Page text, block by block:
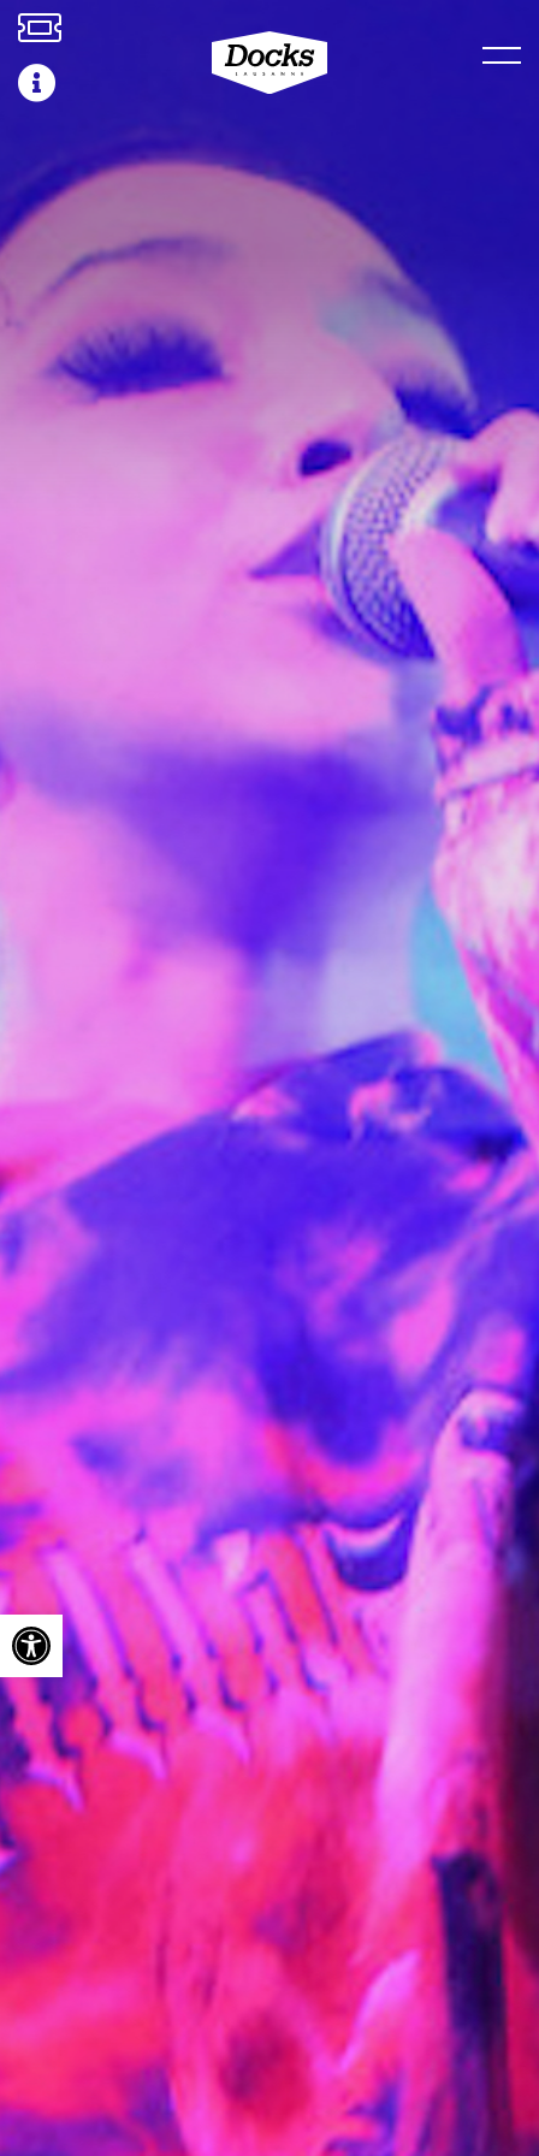
Ouvrir la barre d’outils